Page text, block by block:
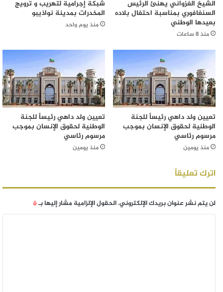
الشيخ الغزواني يهنئ الرئيس
السنغافوري بمناسبة احتفال بلاده
بعيدها الوطني
منذ 8 ساعات
شبكة إجرامية لتهريب و ترويج
المخدرات بمدينة نواذيبو
منذ يوم واحد
تعيين ولد داهي رئيساً للجنة
الوطنية لحقوق الإنسان بموجب
مرسوم رئاسي
منذ يومين
تعيين ولد داهي رئيساً للجنة
الوطنية لحقوق الإنسان بموجب
مرسوم رئاسي
منذ يومين
اترك تعليقاً
لن يتم نشر عنوان بريدك الإلكتروني.الحقول الإلزامية مشار إليها بـ*